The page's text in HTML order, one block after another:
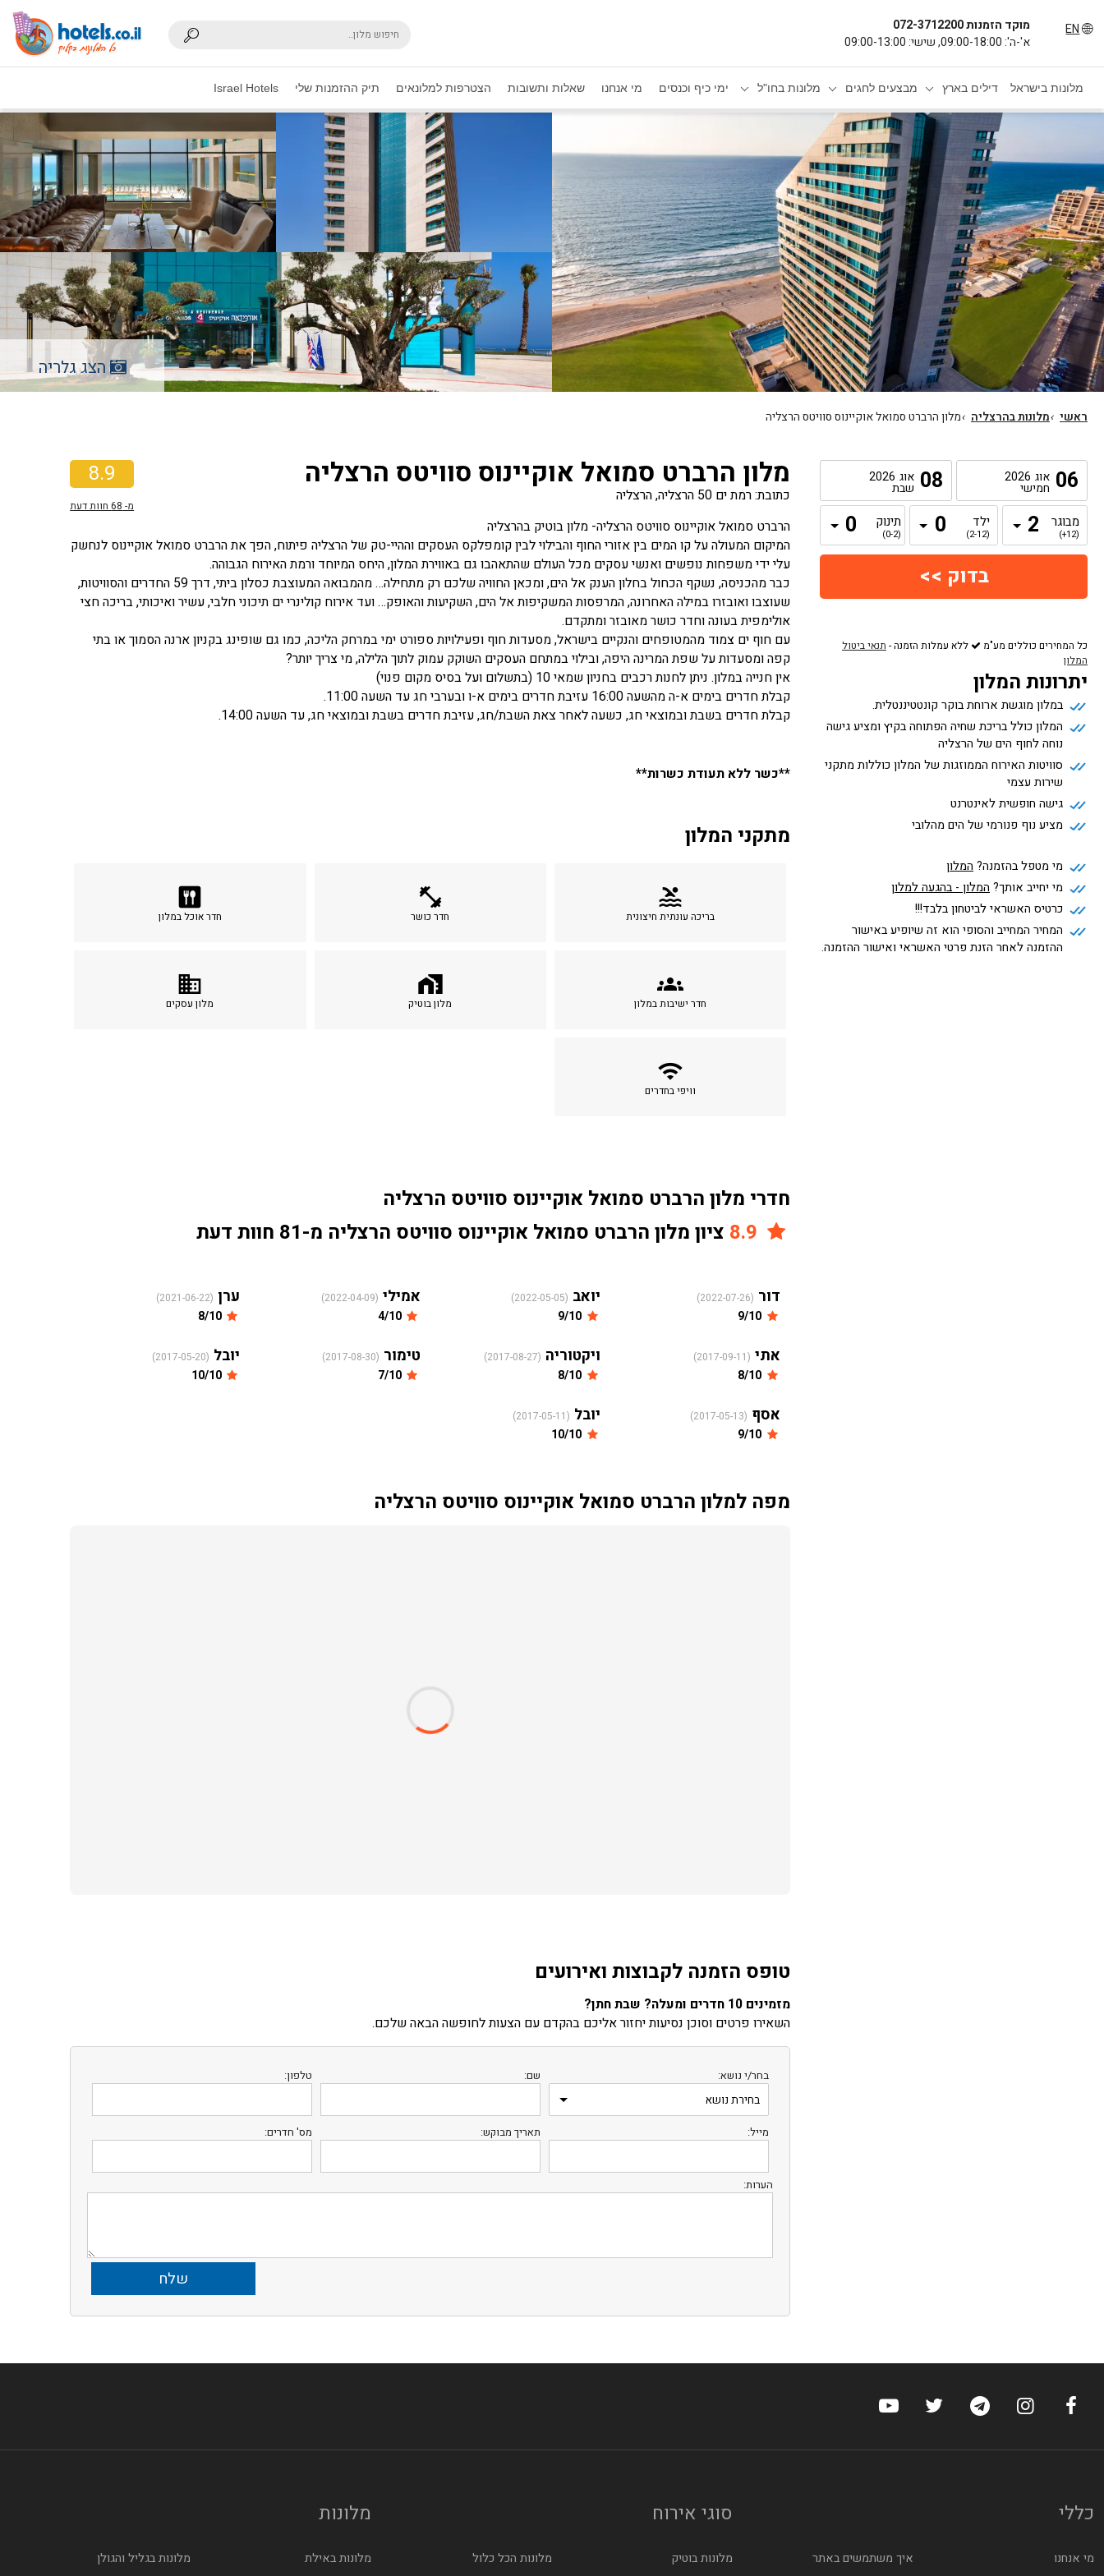
EN
מוקד הזמנות 072-3712200
א'-ה': 09:00-18:00, שישי: 09:00-13:00
מלונות בישראל דילים בארץ מבצעים לחגים מלונות בחו"ל ימי כיף וכנסים מי אנחנו שאלות ותשובות הצטרפות למלונאים תיק ההזמנות שלי Israel Hotels
הצג גלריה
ראשי ›מלונות בהרצליה ›מלון הרברט סמואל אוקיינוס סוויטס הרצליה
06 אוג 2026
חמישי 08 אוג 2026
שבת
מבוגר
(12+)
ילד
(2-12)
תינוק
(0-2)
כל המחירים כוללים מע"מ ללא עמלות הזמנה- תנאי ביטול
המלון
יתרונות המלון
במלון מוגשת ארוחת בוקר קונטטיננטלית.
המלון כולל בריכת שחיה הפתוחה בקיץ ומציע גישה
נוחה לחוף הים של הרצליה
סוויטות האירוח הממוזגות של המלון כוללות מתקני
שירות עצמי
גישה חופשית לאינטרנט
מציע נוף פנורמי של הים מהלובי
מי מטפל בהזמנה?המלון
מי יחייב אותך?המלון - בהגעה למלון
כרטיס האשראי לביטחון בלבד!!!
המחיר המחייב והסופי הוא זה שיופיע באישור
ההזמנה לאחר הזנת פרטי האשראי ואישור ההזמנה.
8.9
מ- 68חוות דעת
מלון הרברט סמואל אוקיינוס סוויטס הרצליה
כתובת: רמת ים 50 הרצליה, הרצליה
הרברט סמואל אוקיינוס סוויטס הרצליה- מלון בוטיק בהרצליה
המיקום המעולה על קו המים בין אזורי החוף והבילוי לבין קומפלקס העסקים וההיי-טק של הרצליה פיתוח, הפך את הרברט סמואל אוקיינוס לנחשק
עלי ידי משפחות נופשים ואנשי עסקים מכל העולם שהתאהבו גם באווירת המלון, היחס המיוחד ורמת האירוח הגבוהה.
כבר מהכניסה, נשקף הכחול בחלון הענק אל הים, ומכאן החוויה שלכם רק מתחילה… מהמבואה המעוצבת כסלון ביתי, דרך 59 החדרים והסוויטות,
שעוצבו ואובזרו במילה האחרונה, המרפסות המשקיפות אל הים, השקיעות והאופק… ועד אירוח קולינרי ים תיכוני חלבי, עשיר ואיכותי, בריכה חצי
אולימפית בעונה וחדר כושר מאובזר ומתקדם.
עם חוף ים צמוד מהמטופחים והנקיים בישראל, מסעדות חוף ופעילויות ספורט ימי במרחק הליכה, כמו גם שופינג בקניון ארנה הסמוך או בתי
קפה ומסעדות על שפת המרינה היפה, ובילוי במתחם העסקים השוקק עמוק לתוך הלילה, מי צריך יותר?
אין חנייה במלון. ניתן לחנות רכבים בחניון שמאי 10 (בתשלום ועל בסיס מקום פנוי)
קבלת חדרים בימים א-ה מהשעה 16:00 עזיבת חדרים בימים א-ו ובערבי חג עד השעה 11:00.
קבלת חדרים בשבת ובמוצאי חג, כשעה לאחר צאת השבת/חג, עזיבת חדרים בשבת ובמוצאי חג, עד השעה 14:00.
**כשר ללא תעודת כשרות**
מתקני המלון
pool
בריכה עונתית חיצונית
fitness_center
חדר כושר
dining
חדר אוכל במלון
groups
חדר ישיבות במלון
home_work
מלון בוטיק
business
מלון עסקים
wifi
וויפי בחדרים
חדרי מלון הרברט סמואל אוקיינוס סוויטס הרצליה
ציון מלון הרברט סמואל אוקיינוס סוויטס הרצליה מ-81 חוות דעת
דור (2022-07-26) יואב (2022-05-05) אמילי (2022-04-09) ערן (2021-06-22)
8/10
אתי (2017-09-11) ויקטוריה (2017-08-27) טימור (2017-08-30) יובל (2017-05-20)
10/10
אסף (2017-05-13) יובל (2017-05-11)
מפה למלון הרברט סמואל אוקיינוס סוויטס הרצליה
טופס הזמנה לקבוצות ואירועים
מזמינים 10 חדרים ומעלה? שבת חתן?
השאירו פרטים וסוכן נסיעות יחזור אליכם בהקדם עם הצעות לחופשה הבאה שלכם.
בחר/י נושא: שם: טלפון:
מייל: תאריך מבוקש: מס' חדרים:
הערות:
ערוץ הפייסבוק של הוטלס
ערוץ האינסטגרם של הוטלס
ערוץ הטלגרם של הוטלס
ערוץ טוויטר של הוטלס
ערוץ היוטיוב של הוטלס
כללי
מי אנחנו איך משתמשים באתר
סוגי אירוח
מלונות בוטיק מלונות הכל כלול
מלונות
מלונות באילת מלונות בגליל והגולן